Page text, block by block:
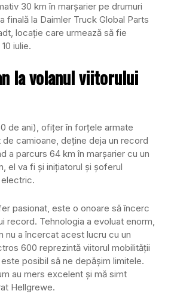
30 km în marșarier pe drumuri
finală la Daimler Truck Global Parts
locație care urmează să fie
iulie.
la volanul viitorului
de ani), ofițer în forțele armate
camioane, deține deja un record
a parcurs 64 km în marșarier cu un
el va fi și inițiatorul și șoferul
pasionat, este o onoare să încerc
record. Tehnologia a evoluat enorm,
nu a încercat acest lucru cu un
600 reprezintă viitorul mobilității
posibil să ne depășim limitele.
au mers excelent și mă simt
Hellgrewe.